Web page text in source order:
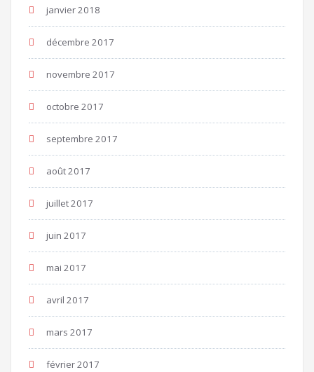
janvier 2018
décembre 2017
novembre 2017
octobre 2017
septembre 2017
août 2017
juillet 2017
juin 2017
mai 2017
avril 2017
mars 2017
février 2017